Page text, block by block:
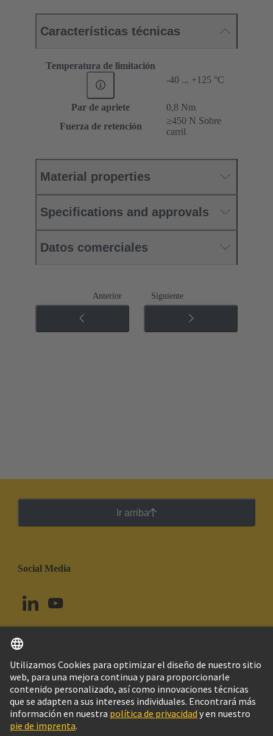
Características técnicas
Temperatura de limitación
-40 ... +125 °C
Par de apriete
‌0,8 Nm
Fuerza de retención
≥450 N Sobre
carril
Material properties
Specifications and approvals
Datos comerciales
Anterior Siguiente
Ir arriba
Social Media
Uruguay Español
© Grupo Tecnológico HARTING